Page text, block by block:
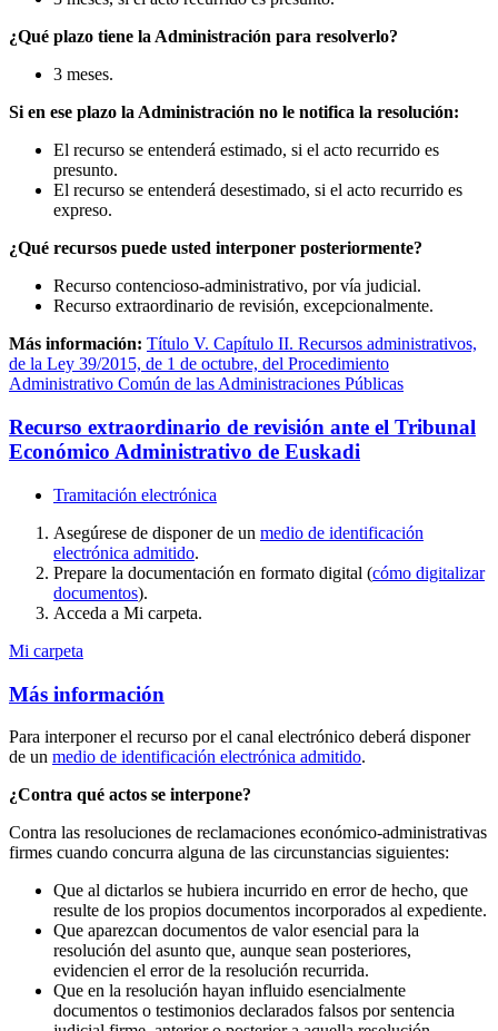
¿Qué plazo tiene la Administración para resolverlo?
3 meses.
Si en ese plazo la Administración no le notifica la resolución:
El recurso se entenderá estimado, si el acto recurrido es
presunto.
El recurso se entenderá desestimado, si el acto recurrido es
expreso.
¿Qué recursos puede usted interponer posteriormente?
Recurso contencioso-administrativo, por vía judicial.
Recurso extraordinario de revisión, excepcionalmente.
Más información: Título V. Capítulo II. Recursos administrativos,
de la Ley 39/2015, de 1 de octubre, del Procedimiento
Administrativo Común de las Administraciones Públicas
Recurso extraordinario de revisión ante el Tribunal
Económico Administrativo de Euskadi
Tramitación electrónica
Asegúrese de disponer de un medio de identificación
electrónica admitido.
Prepare la documentación en formato digital (cómo digitalizar
documentos).
Acceda a Mi carpeta.
Mi carpeta
Más información
Para interponer el recurso por el canal electrónico deberá disponer
de un medio de identificación electrónica admitido.
¿Contra qué actos se interpone?
Contra las resoluciones de reclamaciones económico-administrativas
firmes cuando concurra alguna de las circunstancias siguientes:
Que al dictarlos se hubiera incurrido en error de hecho, que
resulte de los propios documentos incorporados al expediente.
Que aparezcan documentos de valor esencial para la
resolución del asunto que, aunque sean posteriores,
evidencien el error de la resolución recurrida.
Que en la resolución hayan influido esencialmente
documentos o testimonios declarados falsos por sentencia